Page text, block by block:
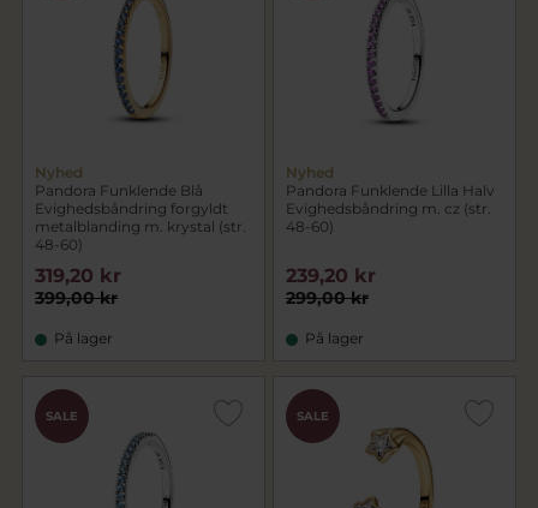
Nyhed
Pandora Funklende Blå
Evighedsbåndring forgyldt
metalblanding m. krystal (str.
48-60)
399,00 kr
319,20 kr
På lager
Nyhed
Pandora Funklende Lilla Halv
Evighedsbåndring m. cz (str.
48-60)
299,00 kr
239,20 kr
På lager
SALE SALE